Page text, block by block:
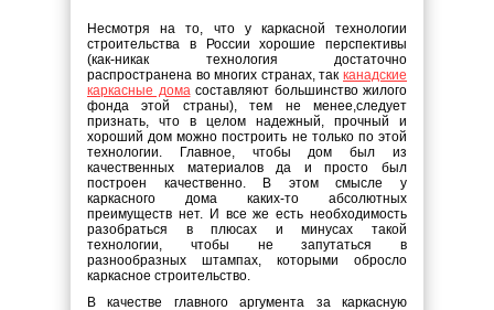
Несмотря на то, что у каркасной технологии
строительства в России хорошие перспективы
(как-никак технология достаточно
распространена во многих странах, так канадские
каркасные домасоставляют большинство жилого
фонда этой страны), тем не менее,следует
признать, что в целом надежный, прочный и
хороший дом можно построить не только по этой
технологии. Главное, чтобы дом был из
качественных материалов да и просто был
построен качественно. В этом смысле у
каркасного дома каких-то абсолютных
преимуществ нет. И все же есть необходимость
разобраться в плюсах и минусах такой
технологии, чтобы не запутаться в
разнообразных штампах, которыми обросло
каркасное строительство.
В качестве главного аргумента за каркасную